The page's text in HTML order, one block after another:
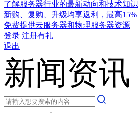
了解服务器行业的最新动向和技术知识
新购、复购、升级均享返利，最高15%
免费提供云服务器和物理服务器资源
登录 注册有礼
退出
新闻资讯